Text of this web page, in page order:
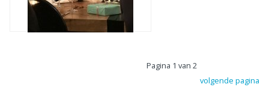
Pagina 1 van 2
volgende pagina